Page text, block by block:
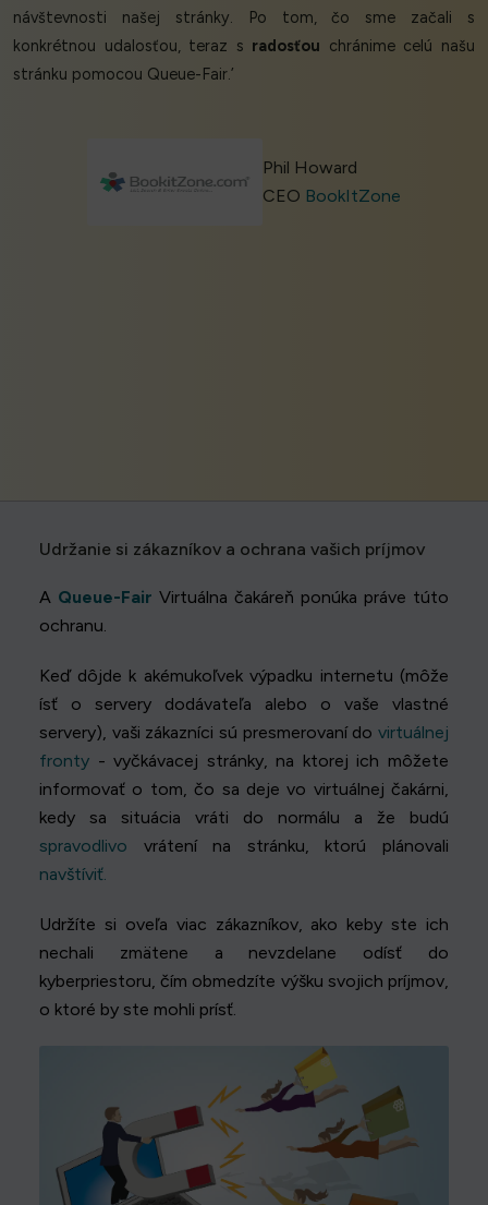
návštevnosti našej stránky. Po tom, čo sme začali s
konkrétnou udalosťou, teraz s radosťou chránime celú našu
stránku pomocou Queue-Fair.’
Phil Howard
CEO BookItZone
Udržanie si zákazníkov a ochrana vašich príjmov
A Queue-Fair Virtuálna čakáreň ponúka práve túto
ochranu.
Keď dôjde k akémukoľvek výpadku internetu (môže
ísť o servery dodávateľa alebo o vaše vlastné
servery), vaši zákazníci sú presmerovaní do virtuálnej
fronty - vyčkávacej stránky, na ktorej ich môžete
informovať o tom, čo sa deje vo virtuálnej čakárni,
kedy sa situácia vráti do normálu a že budú
spravodlivo vrátení na stránku, ktorú plánovali
navštíviť.
Udržíte si oveľa viac zákazníkov, ako keby ste ich
nechali zmätene a nevzdelane odísť do
kyberpriestoru, čím obmedzíte výšku svojich príjmov,
o ktoré by ste mohli prísť.